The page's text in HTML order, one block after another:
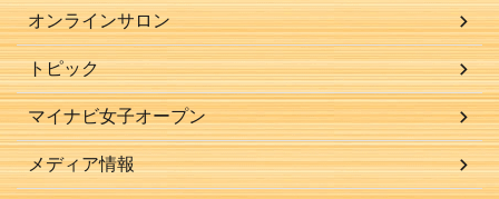
オンラインサロン
トピック
マイナビ女子オープン
メディア情報